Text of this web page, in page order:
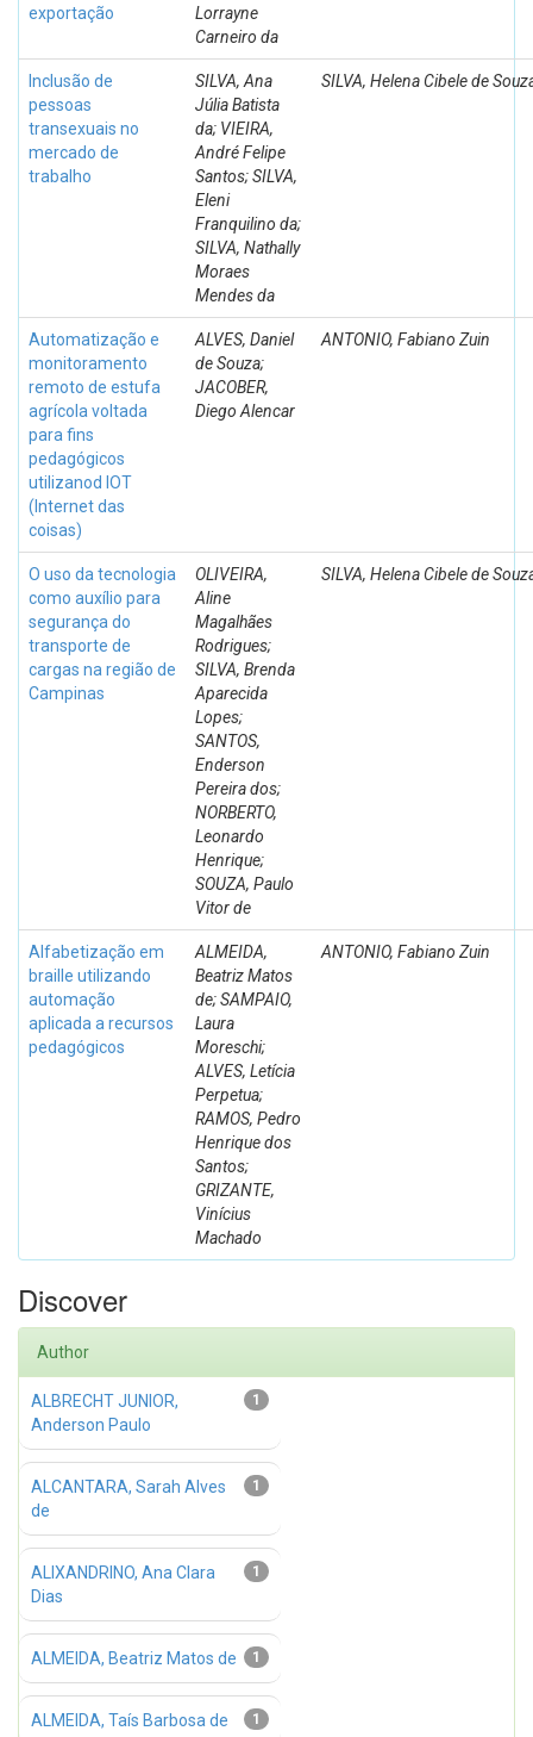
exportação
Lorrayne
Carneiro da
Inclusão de
pessoas
transexuais no
mercado de
trabalho
SILVA, Ana
Júlia Batista
da; VIEIRA,
André Felipe
Santos; SILVA,
Eleni
Franquilino da;
SILVA, Nathally
Moraes
Mendes da
SILVA, Helena Cibele de
Automatização e
monitoramento
remoto de estufa
agrícola voltada
para fins
pedagógicos
utilizanod IOT
(Internet das
coisas)
ALVES, Daniel
de Souza;
JACOBER,
Diego Alencar
ANTONIO, Fabiano Zuin
O uso da tecnologia
como auxílio para
segurança do
transporte de
cargas na região de
Campinas
OLIVEIRA,
Aline
Magalhães
Rodrigues;
SILVA, Brenda
Aparecida
Lopes;
SANTOS,
Enderson
Pereira dos;
NORBERTO,
Leonardo
Henrique;
SOUZA, Paulo
Vitor de
SILVA, Helena Cibele de
Alfabetização em
braille utilizando
automação
aplicada a recursos
pedagógicos
ALMEIDA,
Beatriz Matos
de; SAMPAIO,
Laura
Moreschi;
ALVES, Letícia
Perpetua;
RAMOS, Pedro
Henrique dos
Santos;
GRIZANTE,
Vinícius
Machado
ANTONIO, Fabiano Zuin
Discover
Author
1
ALBRECHT JUNIOR,
Anderson Paulo
1
ALCANTARA, Sarah Alves
de
1
ALIXANDRINO, Ana Clara
Dias
1
ALMEIDA, Beatriz Matos de
1
ALMEIDA, Taís Barbosa de